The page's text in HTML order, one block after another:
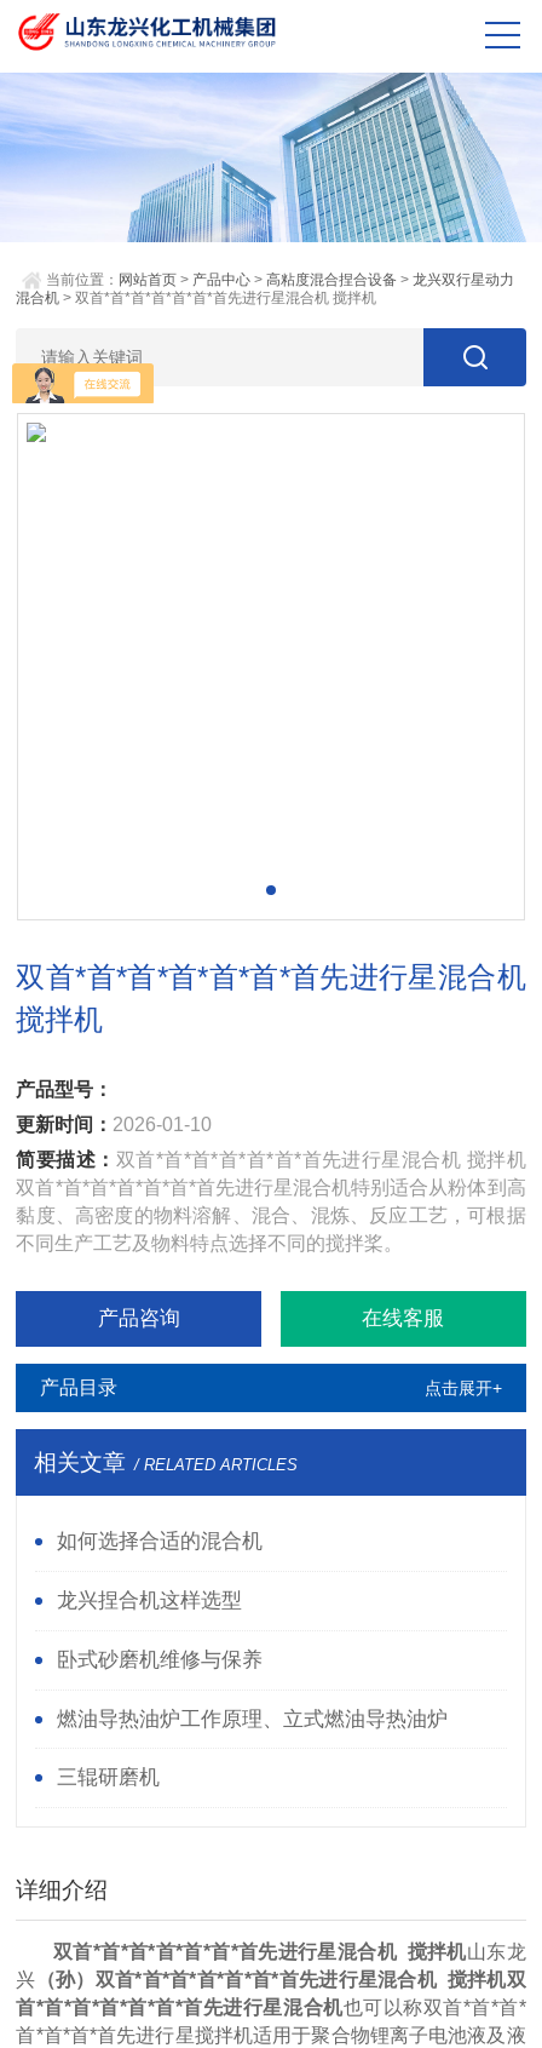
当前位置： 网站首页 > 产品中心 >高粘度混合捏合设备 >龙兴双行星动力
混合机 > 双首*首*首*首*首*首*首先进行星混合机 搅拌机
双首*首*首*首*首*首*首先进行星混合机
搅拌机
产品型号：
更新时间： 2026-01-10
简要描述： 双首*首*首*首*首*首*首先进行星混合机 搅拌机
双首*首*首*首*首*首*首先进行星混合机特别适合从粉体到高
黏度、高密度的物料溶解、混合、混炼、反应工艺，可根据
不同生产工艺及物料特点选择不同的搅拌桨。
产品咨询 在线客服
产品目录 点击展开+
相关文章 / RELATED ARTICLES
如何选择合适的混合机
龙兴捏合机这样选型
卧式砂磨机维修与保养
燃油导热油炉工作原理、立式燃油导热油炉
三辊研磨机
详细介绍
双首*首*首*首*首*首*首先进行星混合机 搅拌机山东龙
兴 （孙） 双首*首*首*首*首*首*首先进行星混合机 搅拌机双
首*首*首*首*首*首*首先进行星混合机也可以称双首*首*首*
首*首*首*首先进行星搅拌机适用于聚合物锂离子电池液及液